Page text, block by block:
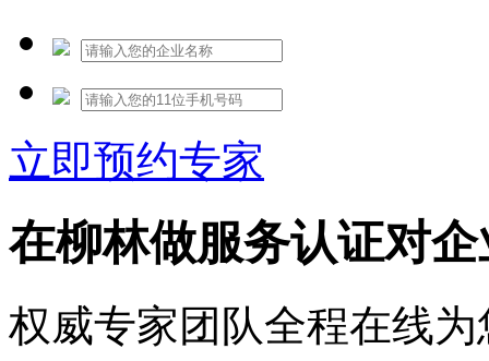
立即预约专家
在柳林做服务认证对
权威专家团队全程在线